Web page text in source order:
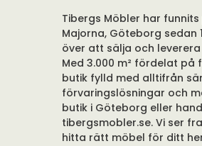
Tibergs Möbler har
Majorna, Göteborg sedan
över att sälja och
Med 3.000 m² fördelat på
butik fylld med alltifrån
förvaringslösningar och
butik i Göteborg eller
tibergsmobler.se. Vi ser
hitta rätt möbel för ditt